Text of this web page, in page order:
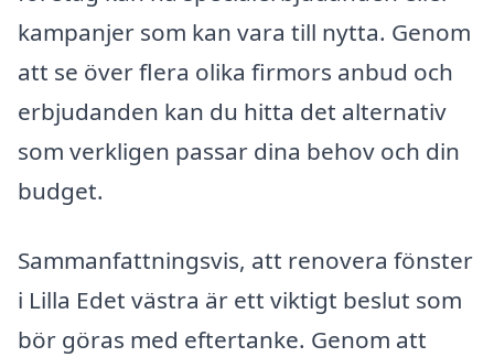
kampanjer som kan vara till nytta. Genom
att se över flera olika firmors anbud och
erbjudanden kan du hitta det alternativ
som verkligen passar dina behov och din
budget.
Sammanfattningsvis, att renovera fönster
i Lilla Edet västra är ett viktigt beslut som
bör göras med eftertanke. Genom att